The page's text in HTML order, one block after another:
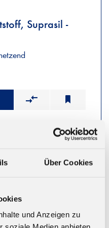
Über Cookies
und Anzeigen zu
Suprasil -